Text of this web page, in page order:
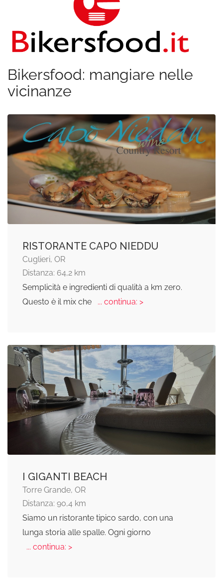
Bikersfood: mangiare nelle
vicinanze
RISTORANTE CAPO NIEDDU
Cuglieri, OR
Distanza: 64,2 km
Semplicità e ingredienti di qualità a km zero.
Questo è il mix che
... continua: >
I GIGANTI BEACH
Torre Grande, OR
Distanza: 90,4 km
Siamo un ristorante tipico sardo, con una
lunga storia alle spalle. Ogni giorno
... continua: >